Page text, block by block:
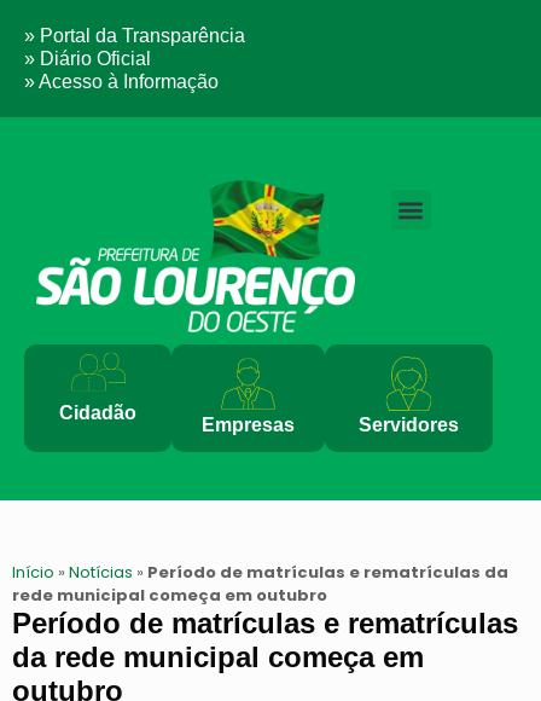
» Portal da Transparência
» Diário Oficial
» Acesso à Informação
Cidadão
Empresas Servidores
Início » Notícias » Período de matrículas e rematrículas da
rede municipal começa em outubro
Período de matrículas e rematrículas
da rede municipal começa em
outubro